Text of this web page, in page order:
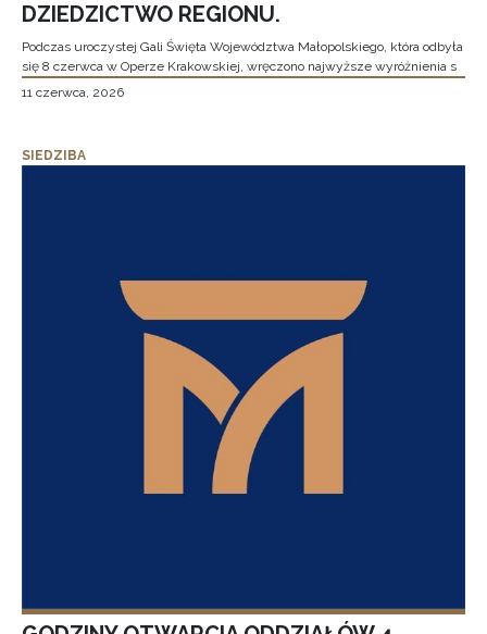
DZIEDZICTWO REGIONU.
Podczas uroczystej Gali Święta Województwa Małopolskiego, która odbyła
się 8 czerwca w Operze Krakowskiej, wręczono najwyższe wyróżnienia s
11 czerwca, 2026
SIEDZIBA